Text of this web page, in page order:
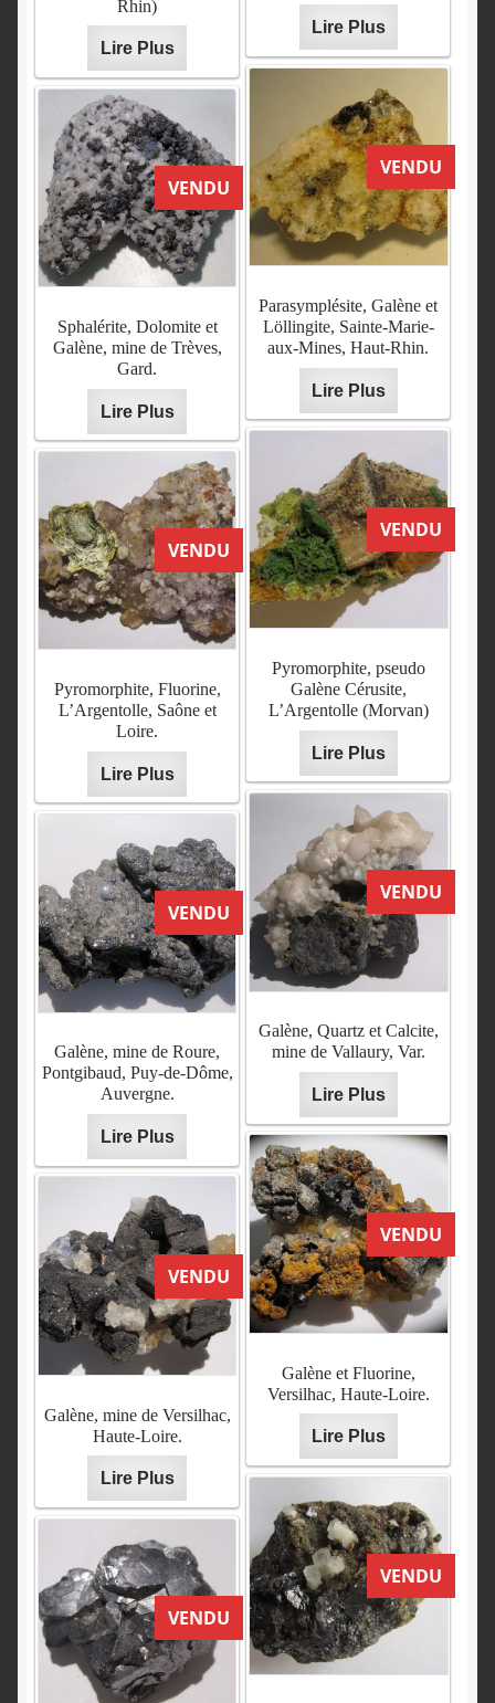
Rhin)
Lire Plus
Lire Plus
VENDU
Parasymplésite, Galène et
Löllingite, Sainte-Marie-
aux-Mines, Haut-Rhin.
Lire Plus
VENDU
Sphalérite, Dolomite et
Galène, mine de Trèves,
Gard.
Lire Plus
VENDU
Pyromorphite, pseudo
Galène Cérusite,
L’Argentolle (Morvan)
Lire Plus
VENDU
Pyromorphite, Fluorine,
L’Argentolle, Saône et
Loire.
Lire Plus
VENDU
Galène, Quartz et Calcite,
mine de Vallaury, Var.
Lire Plus
VENDU
Galène, mine de Roure,
Pontgibaud, Puy-de-Dôme,
Auvergne.
Lire Plus
VENDU
Galène et Fluorine,
Versilhac, Haute-Loire.
Lire Plus
VENDU
Galène, mine de Versilhac,
Haute-Loire.
Lire Plus
VENDU
VENDU
Dôme.
Lire Plus
Lire Plus
Lire Plus
Pradel, Gard.
Lire Plus